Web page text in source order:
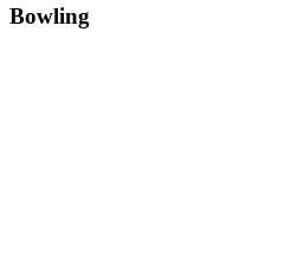
Bowling